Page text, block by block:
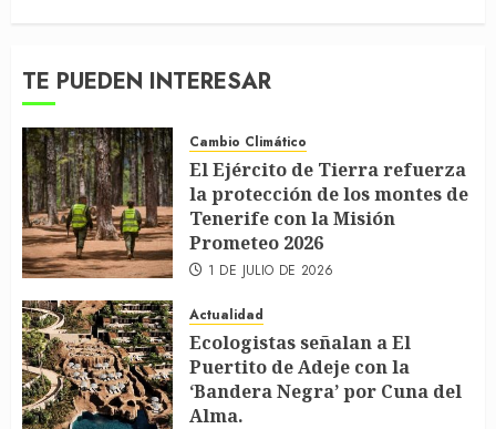
TE PUEDEN INTERESAR
Cambio Climático
El Ejército de Tierra refuerza
la protección de los montes de
Tenerife con la Misión
Prometeo 2026
1 DE JULIO DE 2026
Actualidad
Ecologistas señalan a El
Puertito de Adeje con la
‘Bandera Negra’ por Cuna del
Alma.